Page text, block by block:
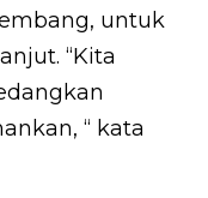
untuk
“Kita
“ kata